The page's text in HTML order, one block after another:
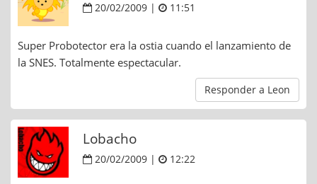
20/02/2009 | 11:51
Super Probotector era la ostia cuando el lanzamiento de
la SNES. Totalmente espectacular.
Responder a Leon
Lobacho
20/02/2009 | 12:22